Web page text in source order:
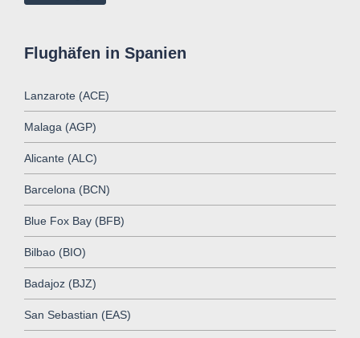
Flughäfen in Spanien
Lanzarote (ACE)
Malaga (AGP)
Alicante (ALC)
Barcelona (BCN)
Blue Fox Bay (BFB)
Bilbao (BIO)
Badajoz (BJZ)
San Sebastian (EAS)